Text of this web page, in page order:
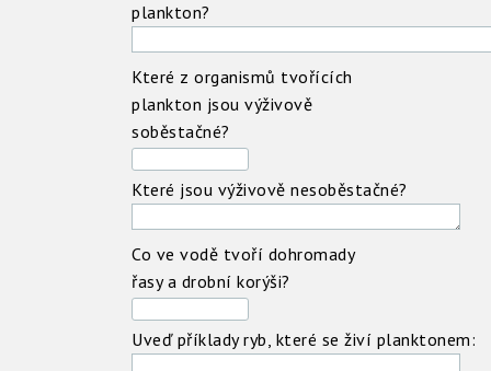
plankton?
Které z organismů tvořících
plankton jsou výživově
soběstačné?
Které jsou výživově nesoběstačné?
Co ve vodě tvoří dohromady
řasy a drobní korýši?
Uveď příklady ryb, které se živí planktonem: